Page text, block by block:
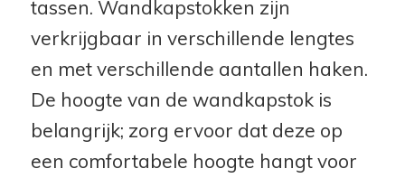
tassen. Wandkapstokken zijn
verkrijgbaar in verschillende lengtes
en met verschillende aantallen haken.
De hoogte van de wandkapstok is
belangrijk; zorg ervoor dat deze op
een comfortabele hoogte hangt voor